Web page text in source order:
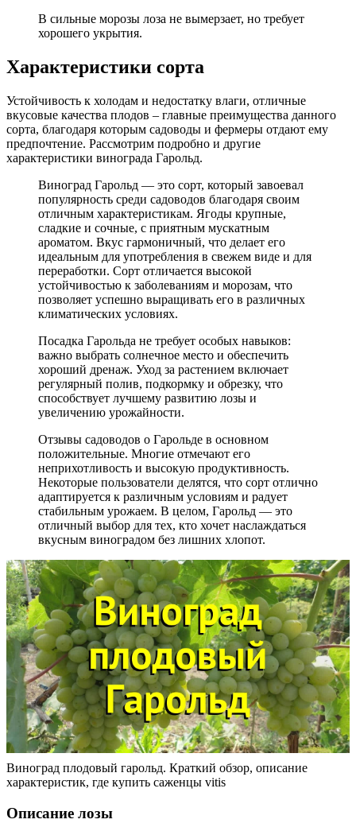
В сильные морозы лоза не вымерзает, но требует
хорошего укрытия.
Характеристики сорта
Устойчивость к холодам и недостатку влаги, отличные
вкусовые качества плодов – главные преимущества данного
сорта, благодаря которым садоводы и фермеры отдают ему
предпочтение. Рассмотрим подробно и другие
характеристики винограда Гарольд.
Виноград Гарольд — это сорт, который завоевал
популярность среди садоводов благодаря своим
отличным характеристикам. Ягоды крупные,
сладкие и сочные, с приятным мускатным
ароматом. Вкус гармоничный, что делает его
идеальным для употребления в свежем виде и для
переработки. Сорт отличается высокой
устойчивостью к заболеваниям и морозам, что
позволяет успешно выращивать его в различных
климатических условиях.
Посадка Гарольда не требует особых навыков:
важно выбрать солнечное место и обеспечить
хороший дренаж. Уход за растением включает
регулярный полив, подкормку и обрезку, что
способствует лучшему развитию лозы и
увеличению урожайности.
Отзывы садоводов о Гарольде в основном
положительные. Многие отмечают его
неприхотливость и высокую продуктивность.
Некоторые пользователи делятся, что сорт отлично
адаптируется к различным условиям и радует
стабильным урожаем. В целом, Гарольд — это
отличный выбор для тех, кто хочет наслаждаться
вкусным виноградом без лишних хлопот.
Виноград плодовый гарольд. Краткий обзор, описание
характеристик, где купить саженцы vitis
Описание лозы